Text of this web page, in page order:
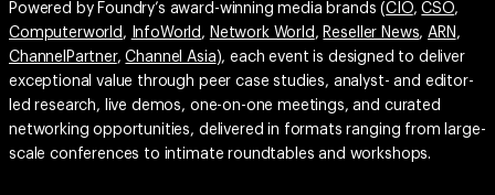
Powered by Foundry’s award-winning media brands (CIO,CSO,
Computerworld , InfoWorld , Network World , Reseller News,ARN ,
ChannelPartner,Channel Asia), each event is designed to deliver
exceptional value through peer case studies, analyst- and editor-
led research, live demos, one-on-one meetings, and curated
networking opportunities, delivered in formats ranging from large-
scale conferences to intimate roundtables and workshops.